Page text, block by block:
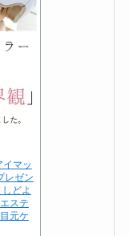
マッ
レゼン
どよ
ステ
元ケ